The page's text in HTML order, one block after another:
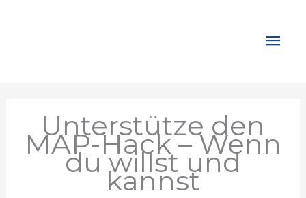
Unterstütze den
MAP-Hack – Wenn
du willst und
kannst